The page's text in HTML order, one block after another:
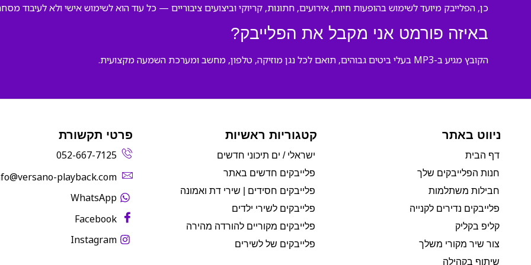
כן, הפלייבק מיועד לשימוש בהופעות חיות, אירועים, חתונות, קריוקי וביצועים ציבוריים — כל עוד הוא לשימוש אישי ולא לעיבוד
באיזה פורמט אני מקבל את הפלייבק?
הקובץ מגיע ב-MP3 בעלי ביטים גבוהים, תואם לכל נגן מוזיקה, טלפון, מחשב ומערכת השמעה מקצועית.
ניווט באתר
דף הבית
חנות הפלייבקים שלך
חבילות משתלמות
פלייבקים נדירים לקנייה
קליפ בקליק
צור שיר מקורי משלך
שיתוף בקהילה
קטגוריות ראשיות
ישראלי / ים תיכוני חדשים
פלייבקים חדשים באתר
פלייבקים חסידים | שירי דת ואמונה
פלייבקים לשירי ילדים
פלייבקים מקוריים להורדה מהירה
פלייבקים של לשירים
פרטי תקשורת
052-667-7125
playback.com‬
WhatsApp
Facebook
Instagram